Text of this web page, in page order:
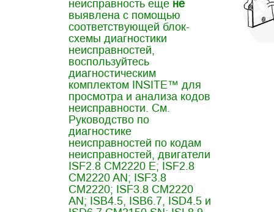
неисправность еще не
выявлена с помощью
соответствующей блок-
схемы диагностики
неисправностей,
воспользуйтесь
диагностическим
комплектом INSITE™ для
просмотра и анализа кодов
неисправности. См.
Руководство по
диагностике
неисправностей по кодам
неисправностей, двигатели
ISF2.8 CM2220 E; ISF2.8
CM2220 AN; ISF3.8
CM2220; ISF3.8 CM2220
AN; ISB4.5, ISB6.7, ISD4.5 и